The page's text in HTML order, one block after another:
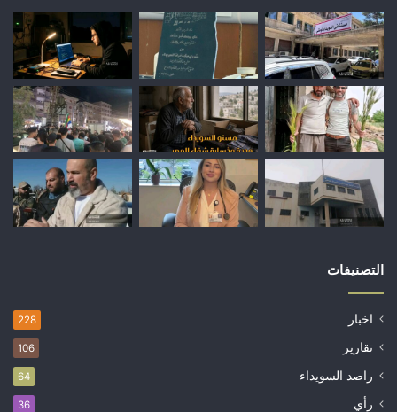
التصنيفات
اخبار 228
تقارير 106
راصد السويداء 64
رأي 36